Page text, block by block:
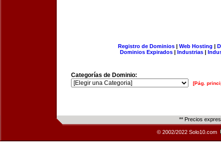
Registro de Dominios| Web Hosting |
Dominios Expirados | Industrias |
Categorías de Dominio:
[Pág.
** Precios
© 2002/2022 Solo10.com